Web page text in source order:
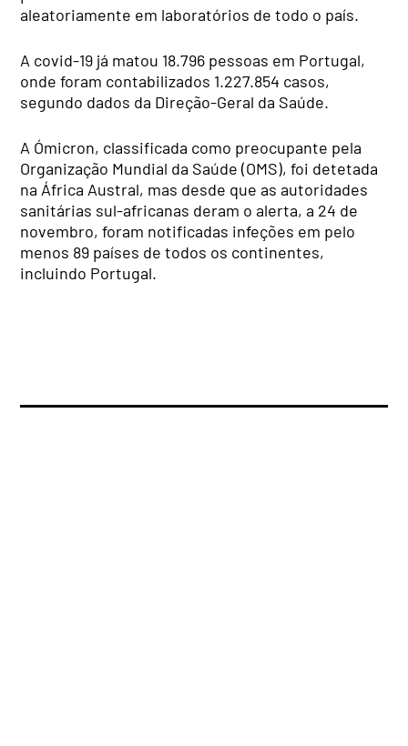
aleatoriamente em laboratórios de todo o país.
A covid-19 já matou 18.796 pessoas em Portugal,
onde foram contabilizados 1.227.854 casos,
segundo dados da Direção-Geral da Saúde.
A Ómicron, classificada como preocupante pela
Organização Mundial da Saúde (OMS), foi detetada
na África Austral, mas desde que as autoridades
sanitárias sul-africanas deram o alerta, a 24 de
novembro, foram notificadas infeções em pelo
menos 89 países de todos os continentes,
incluindo Portugal.